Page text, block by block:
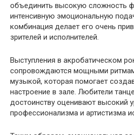
объединить высокую сложность
интенсивную эмоциональную
комбинация делает его очень
зрителей и исполнителей.
Выступления в акробатическом
сопровождаются мощными
музыкой, которая помогает
настроение в зале. Любители
достоинству оценивают высокий
профессионализма и артистизма